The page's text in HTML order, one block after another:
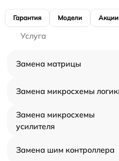
Гарантия Модели Акции
Услуга
Замена матрицы
Замена микросхемы
Замена микросхемы
усилителя
Замена шим контроллера